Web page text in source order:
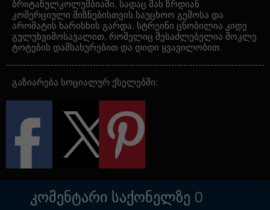
ბრიტანულკოლუმბიაში, სადაც მას ზრდიან
კომერციული მიზნებისთვის.საუცხოო გემოსა და
არომატის ხარისხის გარდა, სტრეინი ცნობილია კიდე
გულუხვიმოსავალით, რომელიც შესაძლებელია მოკლე
ტოტების დამსახურებით და დიდი ყვავილობით.
გაზიარება სოციალურ ქსელებში:
ᲙᲝᲛᲔᲜᲢᲐᲠᲘ ᲡᲐᲥᲝᲜᲔᲚᲖᲔ 0